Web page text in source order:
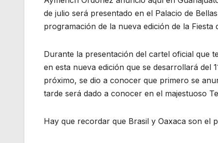
de julio será presentado en el Palacio de
programación de la nueva edición de la Fiesta
Durante la presentación del cartel oficial que
en esta nueva edición que se desarrollará del
próximo, se dio a conocer que primero se
tarde será dado a conocer en el majestuoso
Hay que recordar que Brasil y Oaxaca son el